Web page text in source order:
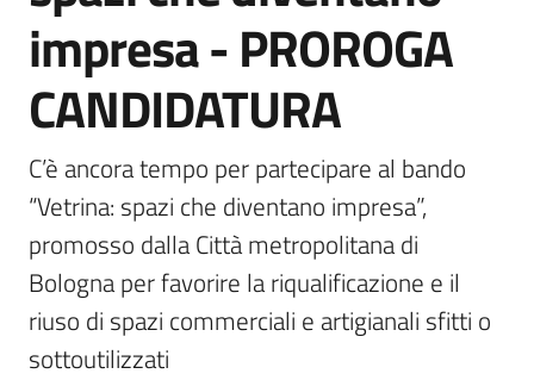
Vivere
Galliera
Amministrazione
Trasparente
Tutti
gli
argomenti...
impresa - PROROGA
CANDIDATURA
C’è ancora tempo per partecipare al bando
“Vetrina: spazi che diventano impresa”,
promosso dalla Città metropolitana di
Bologna per favorire la riqualificazione e il
riuso di spazi commerciali e artigianali sfitti o
sottoutilizzati